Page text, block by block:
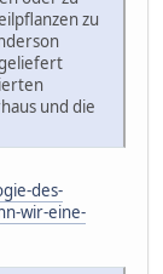
zu
und die
des-
wir-eine-